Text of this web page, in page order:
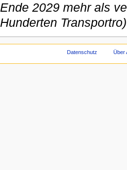
Ende 2029 mehr als
Hunderten Transportro)
Datenschutz Über